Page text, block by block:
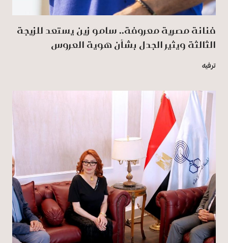
فنانة مصرية معروفة.. سامو زين يستعد للزيجة
الثالثة ويثير الجدل بشأن هوية العروس
ترفيه